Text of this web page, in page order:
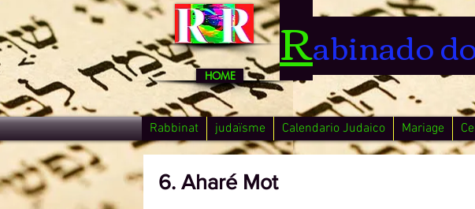
HOME Rabinado
Rabbinat judaïsme Calendario Judaico Mariage
6. Aharé Mot